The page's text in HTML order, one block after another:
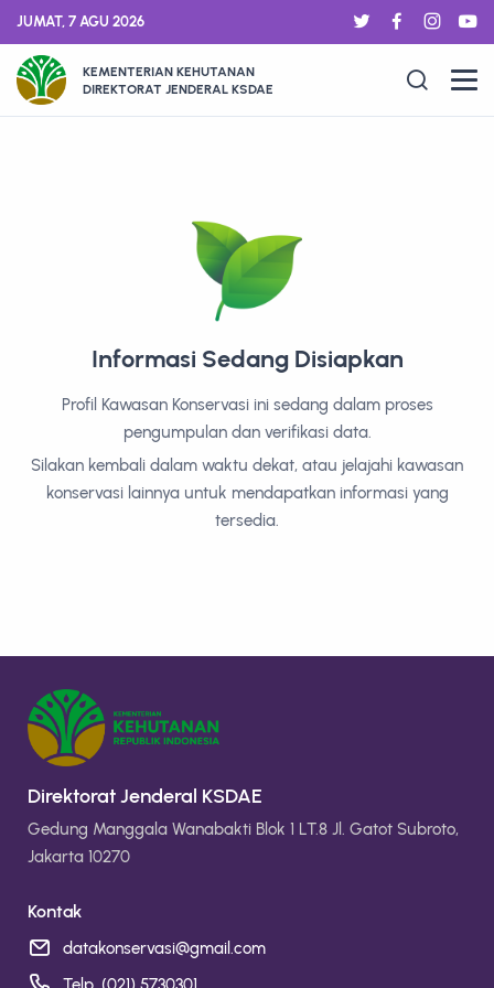
JUMAT, 7 AGU 2026
KEMENTERIAN KEHUTANAN
DIREKTORAT JENDERAL KSDAE
Informasi Sedang Disiapkan
Profil Kawasan Konservasi ini sedang dalam proses
pengumpulan dan verifikasi data.
Silakan kembali dalam waktu dekat, atau jelajahi kawasan
konservasi lainnya untuk mendapatkan informasi yang
tersedia.
Direktorat Jenderal KSDAE
Gedung Manggala Wanabakti Blok 1 LT.8 Jl. Gatot Subroto,
Jakarta 10270
Kontak
datakonservasi@gmail.com